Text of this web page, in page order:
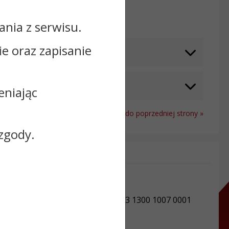
Powrót do poprzedniej strony »
Numer konta: 89 9484 1150 2213 1300 1007 0001
z serwisu.
oraz zapisanie